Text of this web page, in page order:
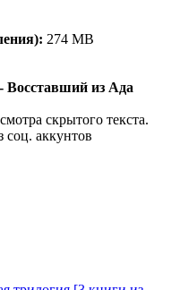
274 MB
Восставший из Ада
скрытого текста.
соц. аккунтов